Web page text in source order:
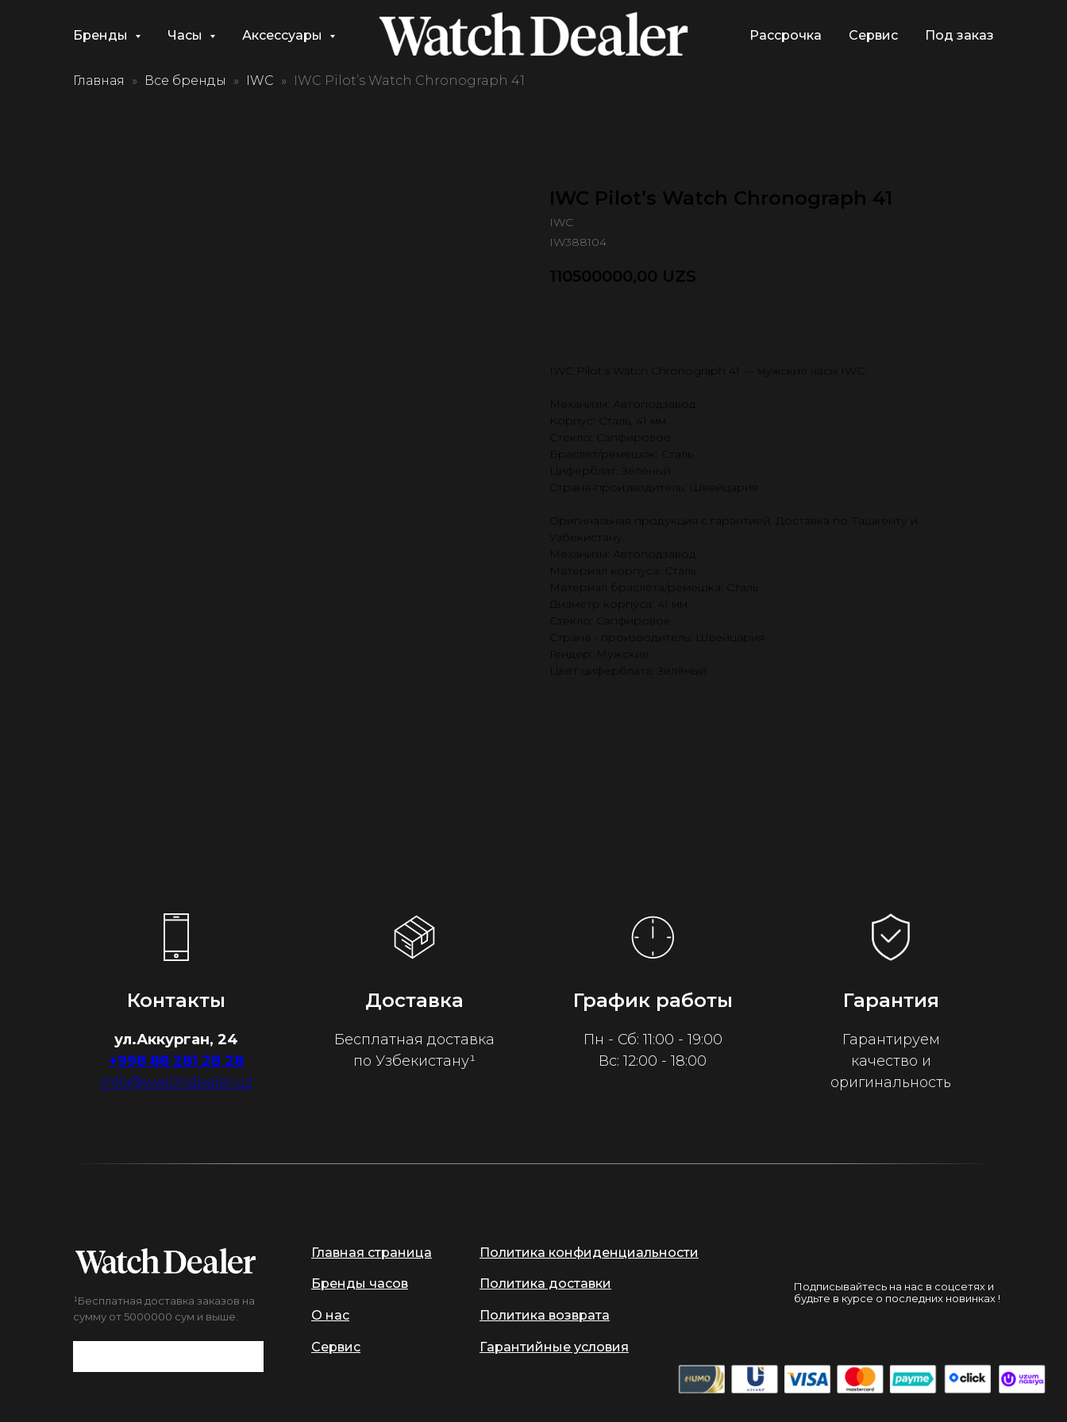
Бренды Часы Аксессуары Рассрочка Сервис Под заказ
Главная Все бренды IWC IWC Pilot’s Watch Chronograph 41
IWC Pilot’s Watch Chronograph 41
IWC
IW388104
110500000,00 UZS
IWC Pilot’s Watch Chronograph 41 — мужские часы IWC.
Механизм: Автоподзавод
Корпус: Сталь, 41 мм
Стекло: Сапфировое
Браслет/ремешок: Сталь
Циферблат: Зелёный
Страна-производитель: Швейцария
Оригинальная продукция с гарантией. Доставка по Ташкенту и
Узбекистану.
Механизм: Автоподзавод
Материал корпуса: Сталь
Материал браслета/ремешка: Сталь
Диаметр корпуса: 41 мм
Стекло: Сапфировое
Страна - производитель: Швейцария
Гендер: Мужские
Цвет циферблата: Зелёный
Контакты
ул.Аккурган, 24
+998 88 281 28 28
info@watchdealer.uz
Доставка
Бесплатная доставка
по Узбекистану¹
График работы
Пн - Сб: 11:00 - 19:00
Вс: 12:00 - 18:00
Гарантия
Гарантируем
качество и
оригинальность
Подписывайтесь на нас в соцсетях и
будьте в курсе о последних новинках !
Главная страница
Бренды часов
О нас
Сервис
¹Бесплатная доставка заказов на
сумму от 5000000 сум и выше.
Политика конфиденциальности
Политика доставки
Политика возврата
Гарантийные условия